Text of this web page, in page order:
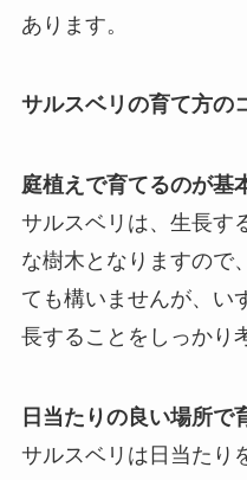
あります。
サルスベリの育て方の
庭植えで育てるのが基
サルスベリは、生長す
な樹木となりますので
ても構いませんが、い
長することをしっかり
日当たりの良い場所で
サルスベリは日当たり